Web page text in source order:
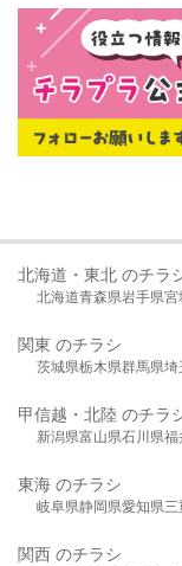
北海道・東北 のチラ
北海道青森県岩手県宮
関東 のチラシ
茨城県栃木県群馬県埼
甲信越・北陸 のチラ
新潟県富山県石川県福
東海 のチラシ
岐阜県静岡県愛知県三
関西 のチラシ